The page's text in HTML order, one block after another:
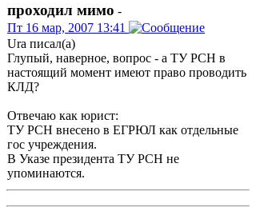
проходил мимо -
Пт 16 мар, 2007 13:41
Ura писал(а)
Глупый, наверное, вопрос - а ТУ РСН в
настоящий момент имеют право проводить
КЛД?
Отвечаю как юрист:
ТУ РСН внесено в ЕГРЮЛ как отдельные
гос учреждения.
В Указе президента ТУ РСН не
упоминаются.